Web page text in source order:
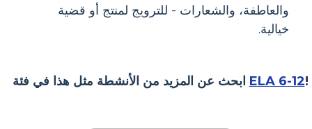
والعاطفة، والشعارات - للترويج لمنتج أو قضية
خيالية.
ELA 6-12!